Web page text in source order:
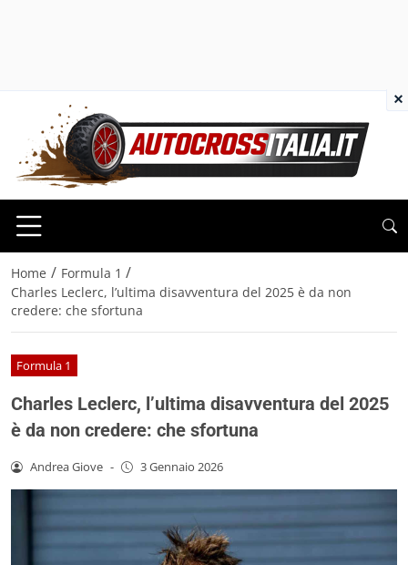
Home / Formula 1 /
Charles Leclerc, l’ultima disavventura del 2025 è da non
credere: che sfortuna
Formula 1
Charles Leclerc, l’ultima disavventura del 2025
è da non credere: che sfortuna
Andrea Giove - 3 Gennaio 2026
×